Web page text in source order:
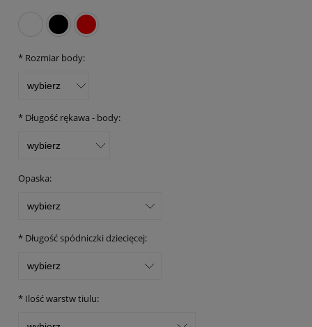
* Rozmiar body:
* Długość rękawa - body:
Opaska:
* Długość spódniczki dziecięcej:
* Ilość warstw tiulu: